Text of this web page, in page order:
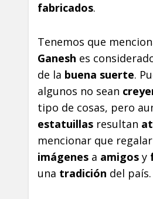
fabricados.
Tenemos que
Ganesh es
de la buena suerte.
algunos no sean
tipo de cosas, pero
estatuillas resultan
mencionar que
imágenes a amigos y
una tradición del país.